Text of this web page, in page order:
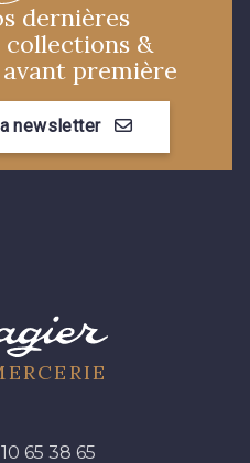
dernières
collections &
première
newsletter
65 38 65